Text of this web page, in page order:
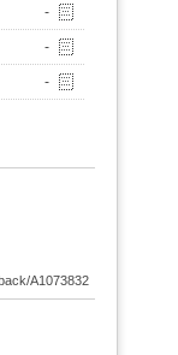
-
-
-
A1073832